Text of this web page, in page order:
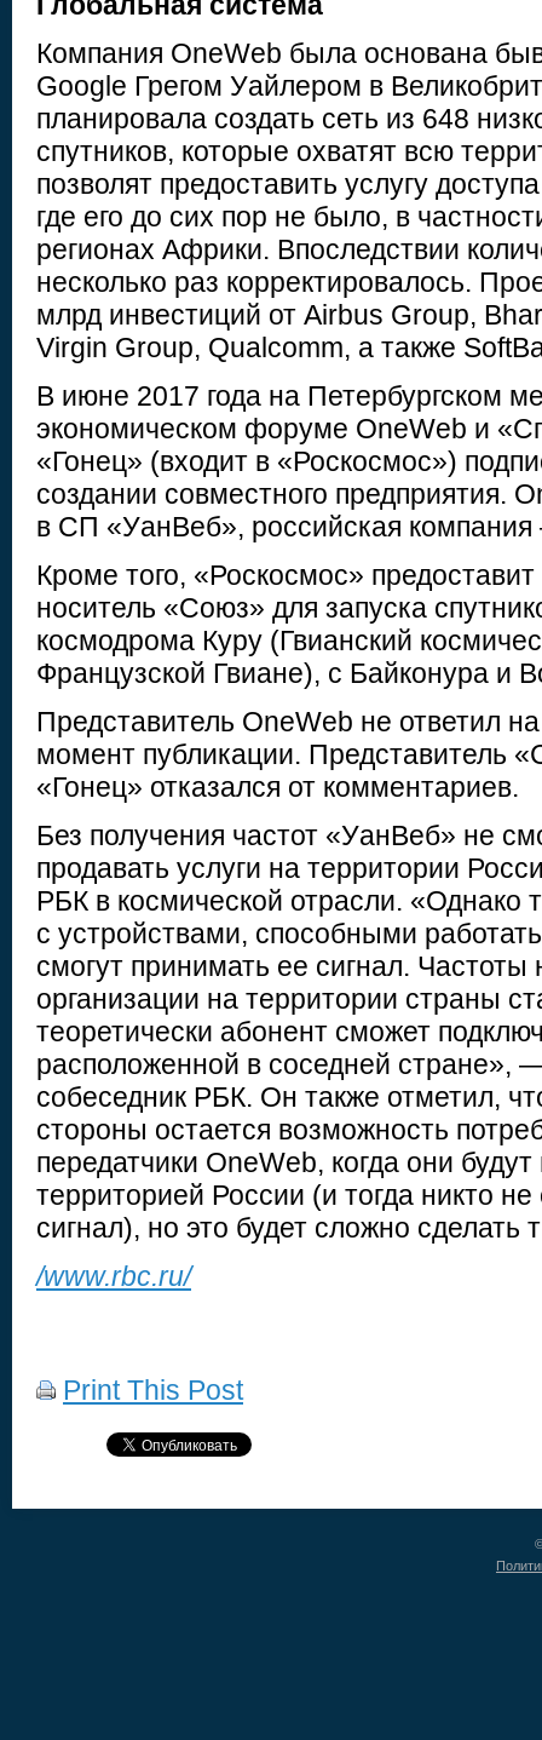
Компания OneWeb была основана
Google Грегом Уайлером в
планировала создать сеть из 648
спутников, которые охватят всю
позволят предоставить услугу
где его до сих пор не было, в
регионах Африки. Впоследствии
несколько раз корректировалось.
млрд инвестиций от Airbus Group,
Virgin Group, Qualcomm, а также
В июне 2017 года на Петербургском
экономическом форуме OneWeb и
«Гонец» (входит в «Роскосмос»)
создании совместного предприятия.
в СП «УанВеб», российская
Кроме того, «Роскосмос»
носитель «Союз» для запуска
космодрома Куру (Гвианский
Французской Гвиане), с Байконура и
Представитель OneWeb не ответил
момент публикации. Представитель
«Гонец» отказался от комментариев.
Без получения частот «УанВеб» не
продавать услуги на территории
РБК в космической отрасли. «Однако
с устройствами, способными
смогут принимать ее сигнал.
организации на территории страны
теоретически абонент сможет
расположенной в соседней стране»,
собеседник РБК. Он также отметил,
стороны остается возможность
передатчики OneWeb, когда они
территорией России (и тогда никто
сигнал), но это будет сложно сделать
/www.rbc.ru/
Print This Post